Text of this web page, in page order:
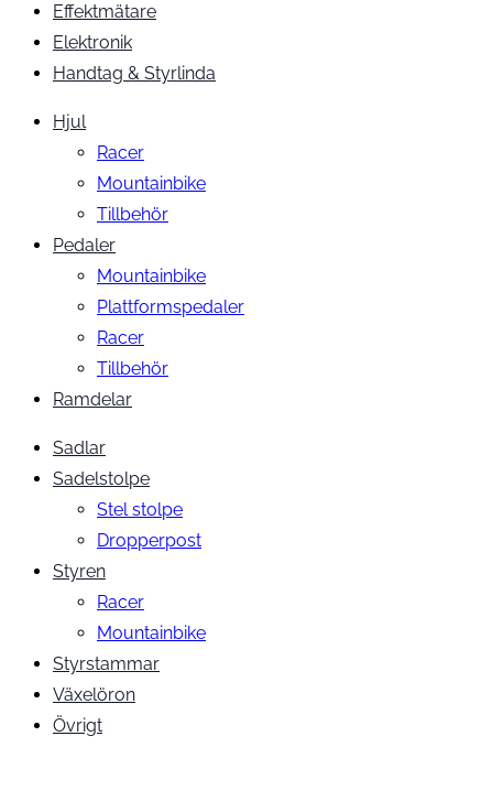
Effektmätare
Elektronik
Handtag & Styrlinda
Hjul
Racer
Mountainbike
Tillbehör
Pedaler
Mountainbike
Plattformspedaler
Racer
Tillbehör
Ramdelar
Sadlar
Sadelstolpe
Stel stolpe
Dropperpost
Styren
Racer
Mountainbike
Styrstammar
Växelöron
Övrigt